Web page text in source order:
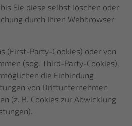
Sie diese selbst löschen oder
durch Ihren Webbrowser
(First-Party-Cookies) oder von
(sog. Third-Party-Cookies).
die Einbindung
von Drittunternehmen
(z. B. Cookies zur Abwicklung